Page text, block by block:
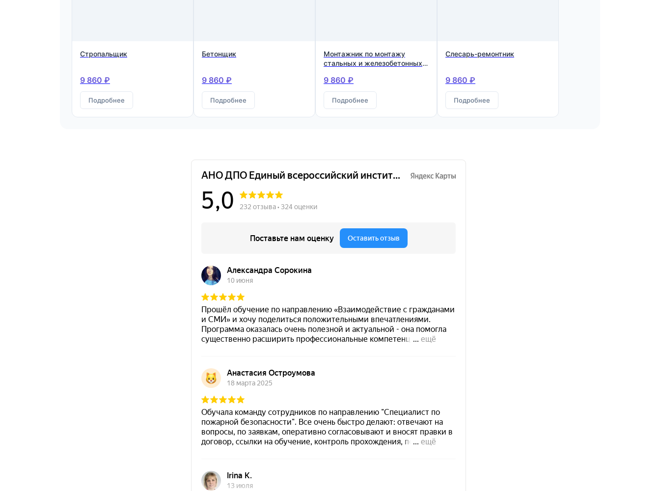
Стропальщик
9 860 ₽
Подробнее
Бетонщик
9 860 ₽
Подробнее
Монтажник по монтажу
стальных и железобетонных
9 860 ₽
Подробнее
Слесарь-ремонтник
9 860 ₽
Подробнее